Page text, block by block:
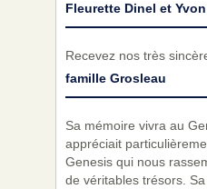
Fleurette Dinel et
Recevez nos très
famille Grosleau
Sa mémoire vivra au
appréciait
Genesis qui nous
de véritables trésors.